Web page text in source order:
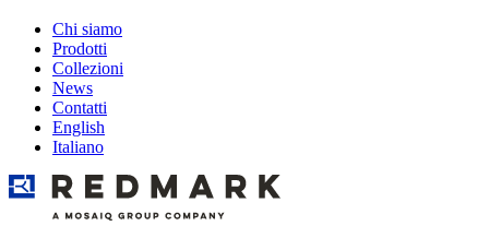
Chi siamo
Prodotti
Collezioni
News
Contatti
English
Italiano